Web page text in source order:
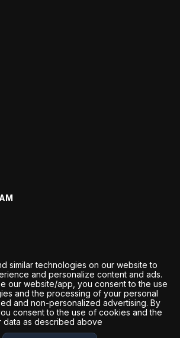
similar technologies on our website to
and personalize content and ads.
our website/app, you consent to the use
and the processing of your personal
and non-personalized advertising. By
consent to the use of cookies and the
as described above